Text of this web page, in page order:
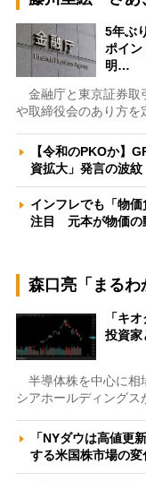
5年ぶ
ポイ
明…
金融庁と東京証券取
や取締役会のあり方
【令和のPKOか】
資拡大」発言の波
インフレでも「物
注目 元本が物価の
森口亮「まるわ
「キ
投資
半導体株を中心に相
シアホールディング
「NYダウは高値更
する米国株市場の